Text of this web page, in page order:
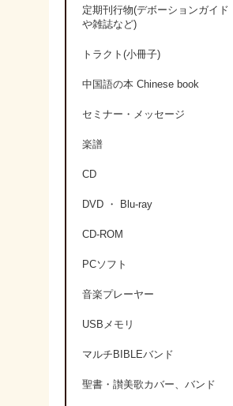
定期刊行物(デボーションガイド
や雑誌など)
トラクト(小冊子)
中国語の本 Chinese book
セミナー・メッセージ
楽譜
CD
DVD ・ Blu-ray
CD-ROM
PCソフト
音楽プレーヤー
USBメモリ
マルチBIBLEバンド
聖書・讃美歌カバー、バンド